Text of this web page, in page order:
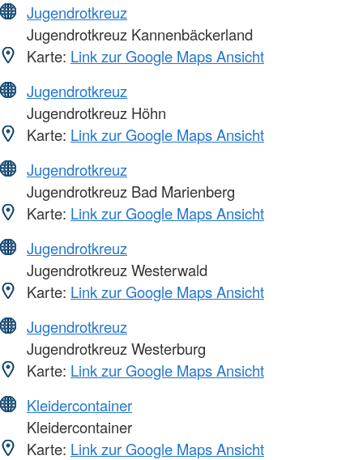
Jugendrotkreuz
Jugendrotkreuz Kannenbäckerland
Karte: Link zur Google Maps Ansicht
Jugendrotkreuz
Jugendrotkreuz Höhn
Karte: Link zur Google Maps Ansicht
Jugendrotkreuz
Jugendrotkreuz Bad Marienberg
Karte: Link zur Google Maps Ansicht
Jugendrotkreuz
Jugendrotkreuz Westerwald
Karte: Link zur Google Maps Ansicht
Jugendrotkreuz
Jugendrotkreuz Westerburg
Karte: Link zur Google Maps Ansicht
Kleidercontainer
Kleidercontainer
Karte: Link zur Google Maps Ansicht